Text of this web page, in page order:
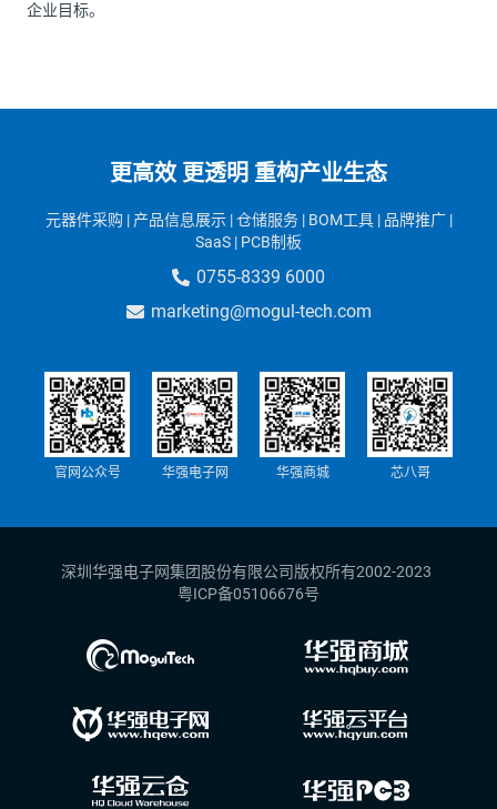
企业目标。
更高效 更透明 重构产业生态
元器件采购 | 产品信息展示 | 仓储服务 | BOM工具 | 品牌推广 |
SaaS | PCB制板
0755-8339 6000
marketing@mogul-tech.com
官网公众号 华强电子网 华强商城 芯八哥
深圳华强电子网集团股份有限公司版权所有2002-2023
粤ICP备05106676号